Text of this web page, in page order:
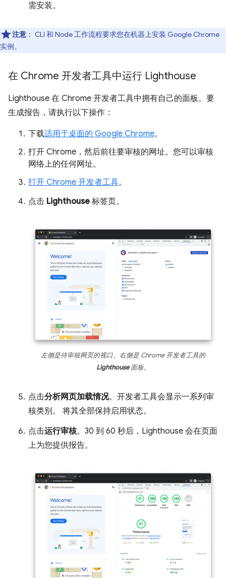
需安装。
注意 ： CLI 和 Node 工作流程要求您在机器上安装 Google Chrome
实例。
在 Chrome 开发者工具中运行 Lighthouse
Lighthouse 在 Chrome 开发者工具中拥有自己的面板。要
生成报告，请执行以下操作：
下载适用于桌面的 Google Chrome。
打开 Chrome，然后前往要审核的网址。您可以审核
网络上的任何网址。
打开 Chrome 开发者工具。
点击 Lighthouse 标签页。
左侧是待审核网页的视口。右侧是 Chrome 开发者工具的
Lighthouse面板。
点击分析网页加载情况。开发者工具会显示一系列审
核类别。 将其全部保持启用状态。
点击运行审核。30 到 60 秒后，Lighthouse 会在页面
上为您提供报告。